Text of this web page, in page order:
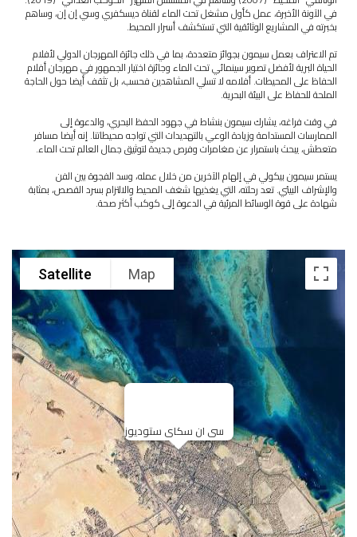
في الآونة الأخيرة، عمل كأول مشغل تحت الماء لقناة ديسكفري وسي إن إن، وساهم
بخبرته في المشاريع الوثائقية التي تستكشف أسرار المحيط.
تم الاعتراف بعمل سيمون بجوائز متعددة، بما في ذلك جائزة المهرجان الدولي لأفلام
الحياة البرية لأفضل تصوير سينمائي تحت الماء وجائزة اختيار الجمهور في مهرجان أفلام
الحفاظ على المحيطات. أفلامه لا تسلي المشاهدين فحسب، بل تثقف أيضا حول الحاجة
الملحة للحفاظ على البيئة البحرية.
في وقت فراغه، يشارك سيمون بنشاط في جهود الحفظ البحري، والدعوة إلى
الممارسات المستدامة وزيادة الوعي بالتهديدات التي تواجه محيطاتنا. إنه أيضا مسافر
متعطش، يبحث باستمرار عن مغامرات وفرص جديدة لتوثيق جمال العالم تحت الماء.
يستمر سيمون بيكولي في إلهام الآخرين من خلال عمله، وسد الفجوة بين الفن
والإشراف البيئي. تعد رحلته، التي يغذيها شغف المحيط والالتزام بسرد القصص، بمثابة
شهادة على قوة الوسائط المرئية في الدعوة إلى كوكب أكثر صحة.
سى ان سكاى ستوديوز
Map
Satellite